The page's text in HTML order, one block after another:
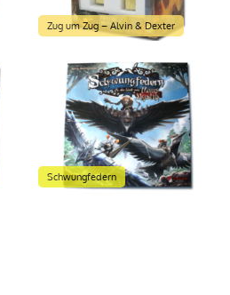
Zug um Zug – Alvin & Dexter
Schwungfedern